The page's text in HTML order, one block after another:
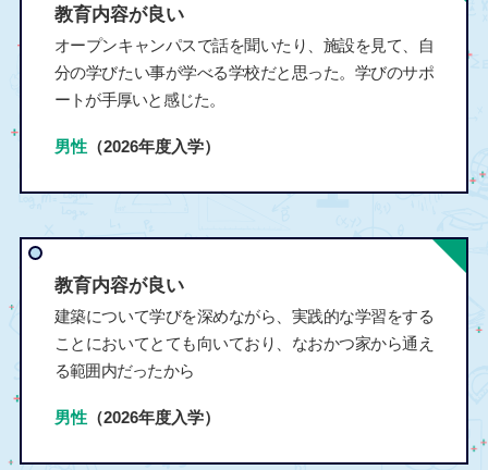
教育内容が良い
オープンキャンパスで話を聞いたり、施設を見て、自
分の学びたい事が学べる学校だと思った。学びのサポ
ートが手厚いと感じた。
男性（2026年度入学）
教育内容が良い
建築について学びを深めながら、実践的な学習をする
ことにおいてとても向いており、なおかつ家から通え
る範囲内だったから
男性（2026年度入学）